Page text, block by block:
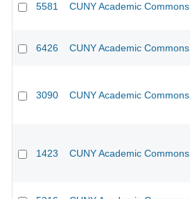
5581 CUNY Academic Commons
6426 CUNY Academic Commons
3090 CUNY Academic Commons
1423 CUNY Academic Commons